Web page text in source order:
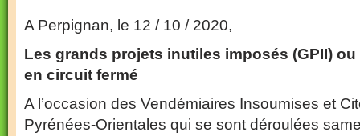
A Perpignan, le 12 / 10 / 2020,
Les grands projets inutiles imposés (GPII) ou
en circuit fermé
A l’occasion des Vendémiaires Insoumises et
Pyrénées-Orientales qui se sont déroulées